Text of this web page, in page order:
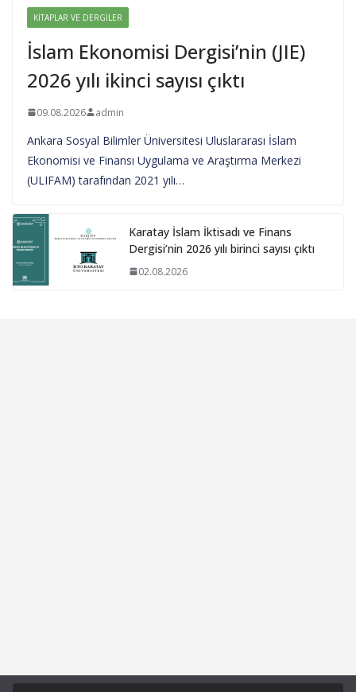
KITAPLAR VE DERGILER
İslam Ekonomisi Dergisi’nin (JIE)
2026 yılı ikinci sayısı çıktı
09.08.2026 admin
Ankara Sosyal Bilimler Üniversitesi Uluslararası İslam
Ekonomisi ve Finansı Uygulama ve Araştırma Merkezi
(ULIFAM) tarafından 2021 yılı…
Karatay İslam İktisadı ve Finans
Dergisi’nin 2026 yılı birinci sayısı çıktı
02.08.2026